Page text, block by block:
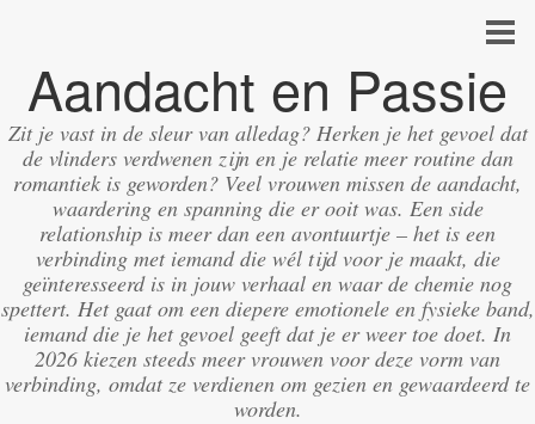
Aandacht en Passie
Zit je vast in de sleur van alledag? Herken je het gevoel dat
de vlinders verdwenen zijn en je relatie meer routine dan
romantiek is geworden? Veel vrouwen missen de aandacht,
waardering en spanning die er ooit was. Een side
relationship is meer dan een avontuurtje – het is een
verbinding met iemand die wél tijd voor je maakt, die
geïnteresseerd is in jouw verhaal en waar de chemie nog
spettert. Het gaat om een diepere emotionele en fysieke band,
iemand die je het gevoel geeft dat je er weer toe doet. In
2026 kiezen steeds meer vrouwen voor deze vorm van
verbinding, omdat ze verdienen om gezien en gewaardeerd te
worden.